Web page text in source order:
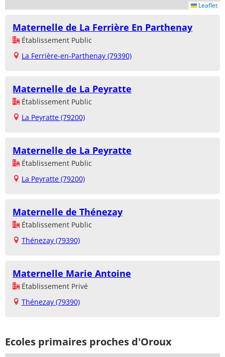
Leaflet
Maternelle de La Ferrière En Parthenay
Établissement Public
La Ferrière-en-Parthenay (79390)
Maternelle de La Peyratte
Établissement Public
La Peyratte (79200)
Maternelle de La Peyratte
Établissement Public
La Peyratte (79200)
Maternelle de Thénezay
Établissement Public
Thénezay (79390)
Maternelle Marie Antoine
Établissement Privé
Thénezay (79390)
Ecoles primaires proches d'Oroux